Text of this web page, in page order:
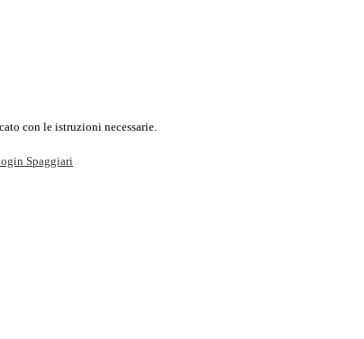
con le istruzioni necessarie.
Spaggiari